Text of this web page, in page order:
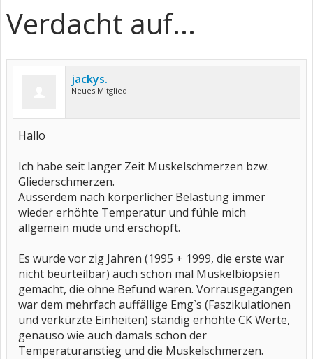
Verdacht auf...
jackys.
Neues Mitglied
Hallo
Ich habe seit langer Zeit Muskelschmerzen bzw.
Gliederschmerzen.
Ausserdem nach körperlicher Belastung immer
wieder erhöhte Temperatur und fühle mich
allgemein müde und erschöpft.
Es wurde vor zig Jahren (1995 + 1999, die erste war
nicht beurteilbar) auch schon mal Muskelbiopsien
gemacht, die ohne Befund waren. Vorrausgegangen
war dem mehrfach auffällige Emg`s (Faszikulationen
und verkürzte Einheiten) ständig erhöhte CK Werte,
genauso wie auch damals schon der
Temperaturanstieg und die Muskelschmerzen.